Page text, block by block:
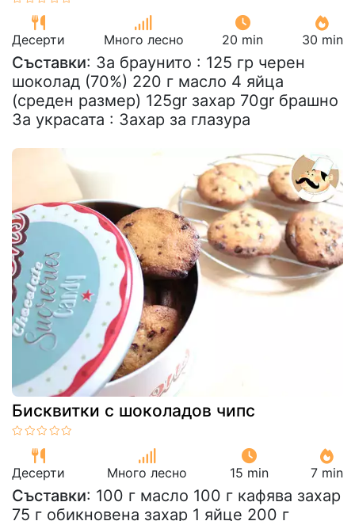
Десерти Много лесно 20 min 30 min
Съставки: За браунито : 125 гр черен
шоколад (70%) 220 г масло 4 яйца
(среден размер) 125gr захар 70gr брашно
За украсата : Захар за глазура
Бисквитки с шоколадов чипс
Десерти Много лесно 15 min 7 min
Съставки: 100 г масло 100 г кафява захар
75 г обикновена захар 1 яйце 200 г